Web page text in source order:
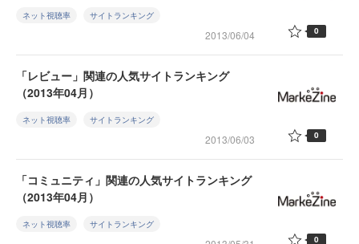
ネット視聴率 サイトランキング
2013/06/04 0
「レビュー」関連の人気サイトランキング
（2013年04月）
ネット視聴率 サイトランキング
2013/06/03 0
「コミュニティ」関連の人気サイトランキング
（2013年04月）
ネット視聴率 サイトランキング
0